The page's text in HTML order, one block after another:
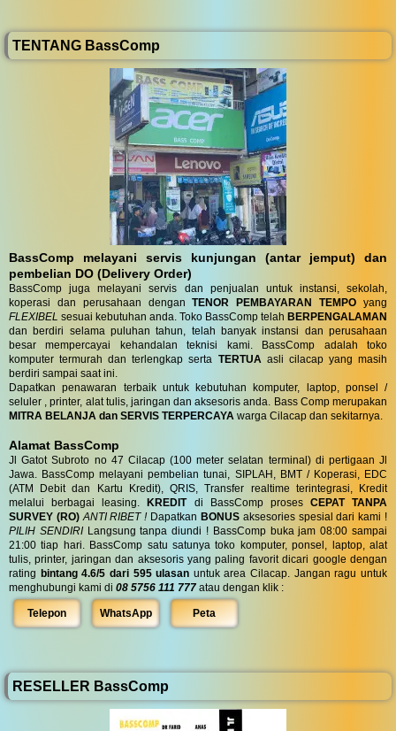
TENTANG BassComp
BassComp melayani servis kunjungan (antar jemput) dan
pembelian DO (Delivery Order)
BassComp juga melayani servis dan penjualan untuk instansi, sekolah,
koperasi dan perusahaan denganTENOR PEMBAYARAN TEMPO yang
FLEXIBEL sesuai kebutuhan anda. Toko BassComp telah BERPENGALAMAN
dan berdiri selama puluhan tahun, telah banyak instansi dan perusahaan
besar mempercayai kehandalan teknisi kami. BassComp adalah toko
komputer termurah dan terlengkap serta TERTUA asli cilacap yang masih
berdiri sampai saat ini.
Dapatkan penawaran terbaik untuk kebutuhan komputer, laptop, ponsel /
seluler , printer, alat tulis, jaringan dan aksesoris anda. Bass Comp merupakan
MITRA BELANJA dan SERVIS TERPERCAYA warga Cilacap dan sekitarnya.
Alamat BassComp
Jl Gatot Subroto no 47 Cilacap (100 meter selatan terminal) di pertigaan Jl
Jawa. BassComp melayani pembelian tunai, SIPLAH, BMT / Koperasi, EDC
(ATM Debit dan Kartu Kredit), QRIS, Transfer realtime terintegrasi, Kredit
melalui berbagai leasing.KREDITdi BassComp proses CEPAT TANPA
SURVEY (RO) ANTI RIBET !Dapatkan BONUSaksesories spesial dari kami !
PILIH SENDIRILangsung tanpa diundi ! BassComp buka jam 08:00 sampai
21:00 tiap hari. BassComp satu satunya toko komputer, ponsel, laptop, alat
tulis, printer, jaringan dan aksesoris yang paling favorit dicari google dengan
rating bintang 4.6/5 dari 595 ulasan untuk area Cilacap. Jangan ragu untuk
menghubungi kami di 08 5756 111 777 atau dengan klik :
Telepon WhatsApp Peta
RESELLER BassComp